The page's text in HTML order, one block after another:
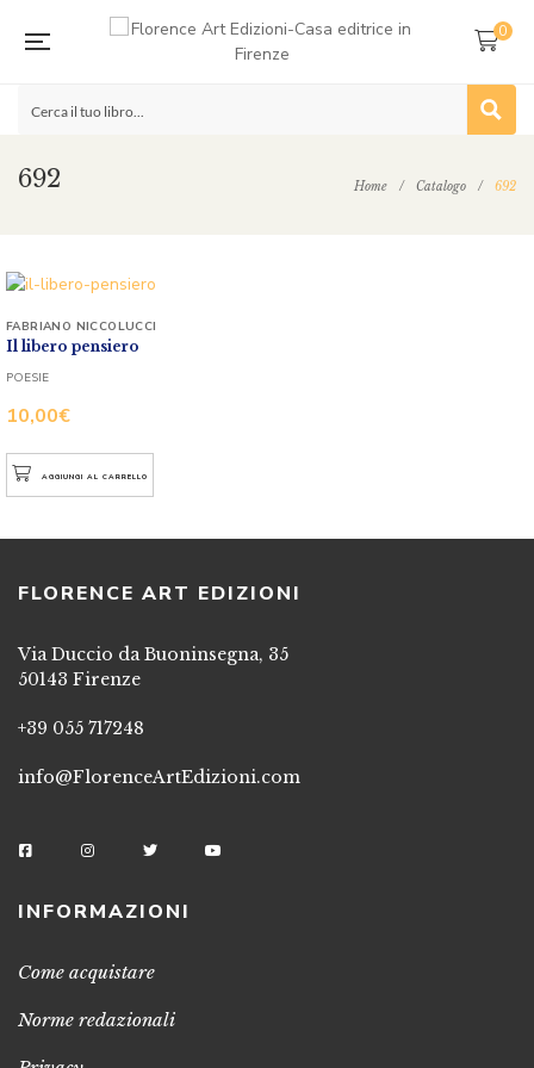
0
692 Home / Catalogo / 692
Il libero pensiero
10,00€
FABRIANO NICCOLUCCI
POESIE
AGGIUNGI AL CARRELLO
FLORENCE ART EDIZIONI
Via Duccio da Buoninsegna, 35
50143 Firenze
+39 055 717248
info@FlorenceArtEdizioni.com
INFORMAZIONI
Come acquistare
Norme redazionali